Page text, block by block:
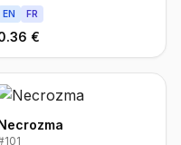
EN FR
€
101